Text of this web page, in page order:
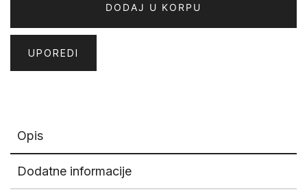
DODAJ U KORPU
UPOREDI
Opis
Dodatne informacije